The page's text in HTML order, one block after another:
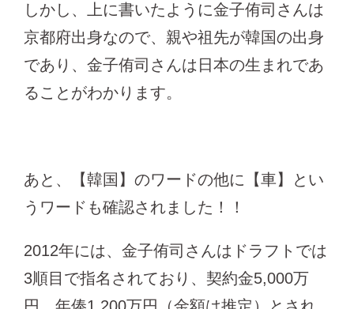
しかし、上に書いたように金子侑司さんは
京都府出身なので、親や祖先が韓国の出身
であり、金子侑司さんは日本の生まれであ
ることがわかります。
あと、【韓国】のワードの他に【車】とい
うワードも確認されました！！
2012年には、金子侑司さんはドラフトでは
3順目で指名されており、契約金5,000万